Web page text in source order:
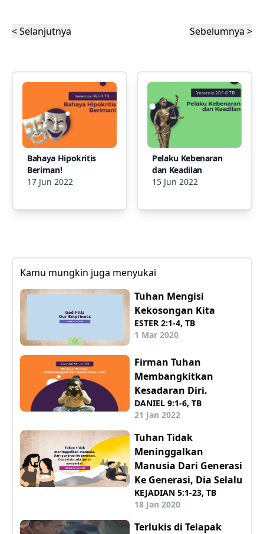
< Selanjutnya Sebelumnya >
Bahaya Hipokritis
Beriman!
17 Jun 2022
Pelaku Kebenaran
dan Keadilan
15 Jun 2022
Kamu mungkin juga menyukai
Tuhan Mengisi
Kekosongan Kita
ESTER 2:1-4, TB
1 Mar 2020
Firman Tuhan
Membangkitkan
Kesadaran Diri.
DANIEL 9:1-6, TB
21 Jan 2022
Tuhan Tidak
Meninggalkan
Manusia Dari Generasi
Ke Generasi, Dia Selalu
KEJADIAN 5:1-23, TB
18 Jan 2020
Terlukis di Telapak